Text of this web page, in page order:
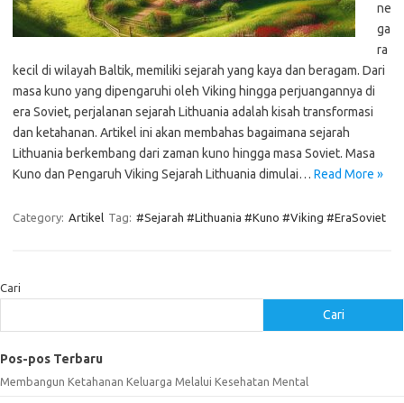
ne
ga
ra
kecil di wilayah Baltik, memiliki sejarah yang kaya dan beragam. Dari
masa kuno yang dipengaruhi oleh Viking hingga perjuangannya di
era Soviet, perjalanan sejarah Lithuania adalah kisah transformasi
dan ketahanan. Artikel ini akan membahas bagaimana sejarah
Lithuania berkembang dari zaman kuno hingga masa Soviet. Masa
Kuno dan Pengaruh Viking Sejarah Lithuania dimulai… Read More »
Category: Artikel Tag: #Sejarah #Lithuania #Kuno #Viking #EraSoviet
Cari
Cari
Pos-pos Terbaru
Membangun Ketahanan Keluarga Melalui Kesehatan Mental